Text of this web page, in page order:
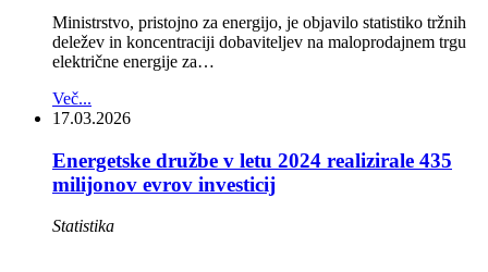
Ministrstvo, pristojno za energijo, je objavilo statistiko tržnih
deležev in koncentraciji dobaviteljev na maloprodajnem trgu
električne energije za…
Več...
17.03.2026
Energetske družbe v letu 2024 realizirale 435
milijonov evrov investicij
Statistika